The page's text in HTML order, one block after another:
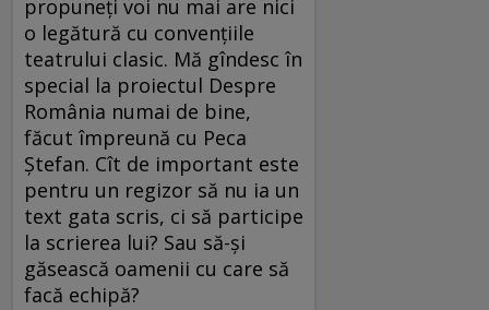
propuneţi voi nu mai are nici
o legătură cu convenţiile
teatrului clasic. Mă gîndesc în
special la proiectul Despre
România numai de bine,
făcut împreună cu Peca
Ştefan. Cît de important este
pentru un regizor să nu ia un
text gata scris, ci să participe
la scrierea lui? Sau să-şi
găsească oamenii cu care să
facă echipă?